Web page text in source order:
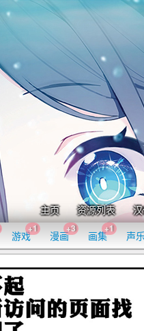
主页 资源列表
游戏
+1
漫画
+3
画集
+1
声